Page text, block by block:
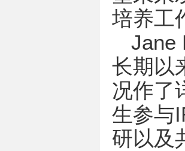
培养工
Jane
长期以
况作了
生参与
研以及